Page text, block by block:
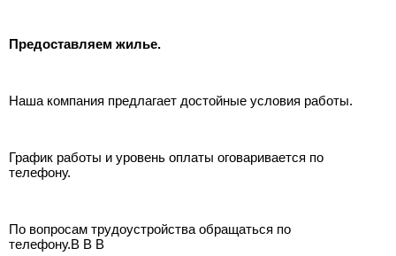
Предоставляем жилье.
Наша компания предлагает достойные условия работы.
График работы и уровень оплаты оговаривается по
телефону.
По вопросам трудоустройства обращаться по
телефону.В В В